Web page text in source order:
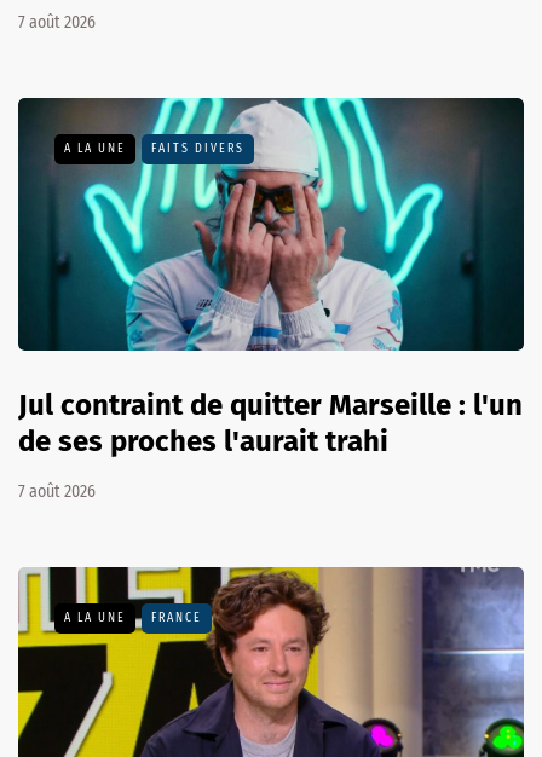
7 août 2026
A LA UNE FAITS DIVERS
Jul contraint de quitter Marseille : l'un
de ses proches l'aurait trahi
7 août 2026
A LA UNE FRANCE